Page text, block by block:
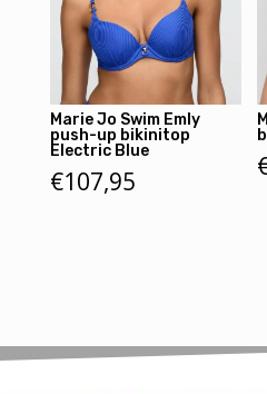
Marie Jo Swim Emly
push-up bikinitop
Electric Blue
€107,95